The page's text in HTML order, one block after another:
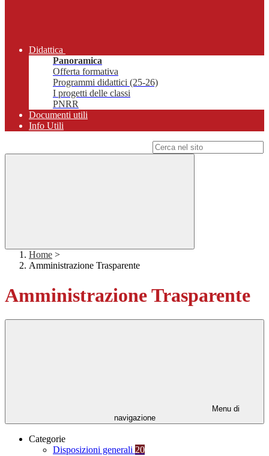
Didattica
Panoramica
Offerta formativa
Programmi didattici (25-26)
I progetti delle classi
PNRR
Documenti utili
Info Utili
Home >
Amministrazione Trasparente
Amministrazione Trasparente
Menu di
navigazione
Categorie
Disposizioni generali 20